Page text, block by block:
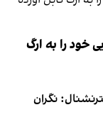
خود را به ارگ
نگران